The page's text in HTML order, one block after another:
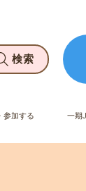
検索
参加する 一期